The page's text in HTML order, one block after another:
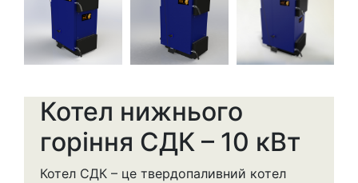
Котел нижнього
горіння CДК – 10 кВт
Котел СДК – це твердопаливний котел